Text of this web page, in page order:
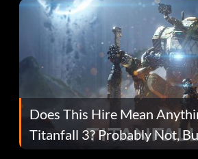
Does This Hire Mean
Titanfall 3? Probably Not,
Fans Are Hopeful